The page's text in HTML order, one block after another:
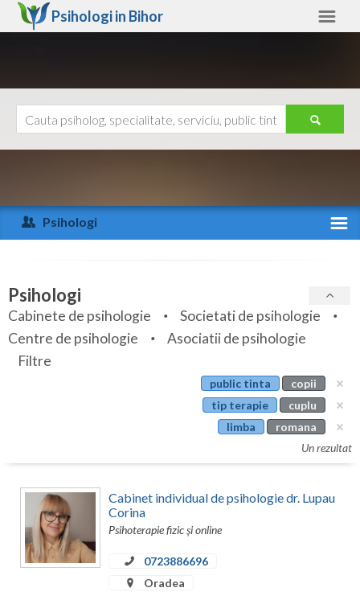
Psihologi in Bihor
Arad
Arges
Bihor
Bistrita-Nasaud
Botosani
Bucuresti
Buzau
Calarasi
Caras-Severin
Ajutor
Psihologi
Specialitati
Servicii
Articole
Psihologi
Cabinete de psihologie
Societati de psihologie
Centre de psihologie
Asociatii de psihologie
Filtre
public tinta
copii
tip terapie
cuplu
limba
romana
Un rezultat
Cabinet individual de psihologie dr. Lupau
Corina
Psihoterapie fizic și online
0723886696
Oradea